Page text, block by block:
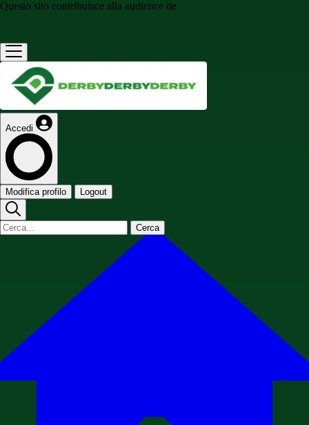
Questo sito contribuisce alla audience de
Accedi
Modifica profilo Logout
Cerca